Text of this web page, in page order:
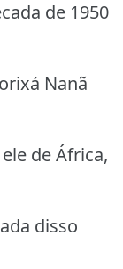
de 1950
Nanã
de África,
disso